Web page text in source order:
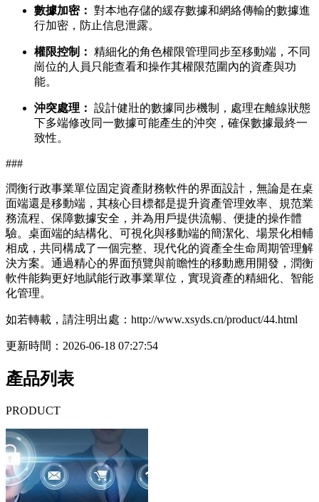
數據加密： 對本地存儲的緩存數據和網絡傳輸的數據進
行加密，防止信息泄露。
權限控制： 精細化的角色權限管理同步至移動端，不同
崗位的人員只能查看和操作其權限范圍內的資產與功
能。
沖突處理： 設計健壯的數據同步機制，處理在離線狀態
下多端修改同一數據可能產生的沖突，確保數據最終一
致性。
###
潤衡行政事業單位固定資產財務軟件的界面設計，無論是在桌
面端還是移動端，其核心目標都是提升資產管理效率、規范業
務流程、保障數據安全，并為用戶提供流暢、便捷的操作體
驗。桌面端的結構化、可視化與移動端的簡潔化、場景化相輔
相成，共同構成了一個完整、現代化的資產全生命周期管理解
決方案。通過精心的界面預覽與前瞻性的移動應用開發，潤衡
軟件能夠更好地賦能行政事業單位，實現資產的精細化、智能
化管理。
如若轉載，請注明出處：http://www.xsyds.cn/product/44.html
更新時間：2026-06-18 07:27:54
產品列表
PRODUCT